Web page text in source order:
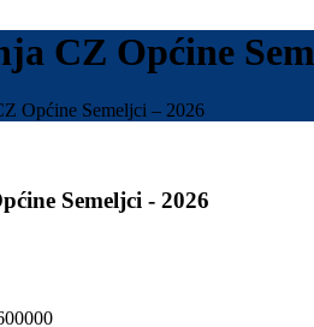
CZ Općine
Općine Semeljci – 2026
Semeljci - 2026